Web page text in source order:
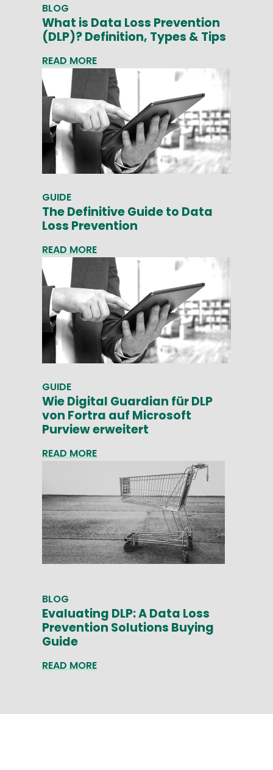
BLOG
What is Data Loss Prevention
(DLP)? Definition, Types & Tips
READ MORE
GUIDE
The Definitive Guide to Data
Loss Prevention
READ MORE
GUIDE
Wie Digital Guardian für DLP
von Fortra auf Microsoft
Purview erweitert
READ MORE
BLOG
Evaluating DLP: A Data Loss
Prevention Solutions Buying
Guide
READ MORE